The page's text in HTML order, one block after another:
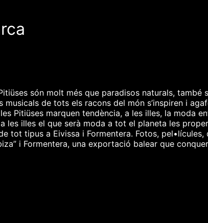
són molt més que paradisos naturals, també
de tots els racons del món s’inspiren i
Pitiüses marquen tendència, a les illes, la moda
les illes el que serà moda a tot el planeta les
tot tipus a Eivissa i Formentera. Fotos,
i Formentera, una exportació balear que